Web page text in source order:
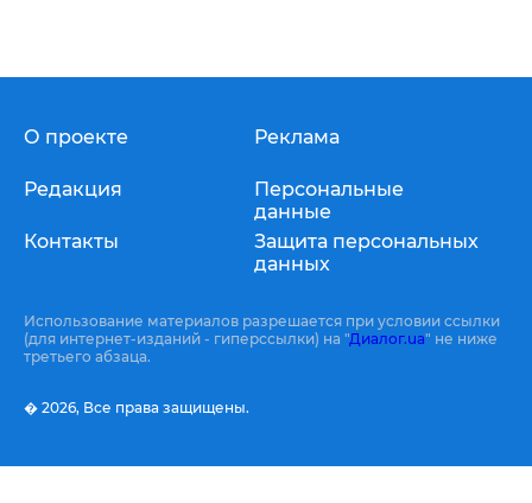
О проекте
Редакция
Контакты
Реклама
Персональные
данные
Защита персональных
данных
Использование материалов разрешается при условии ссылки
(для интернет-изданий - гиперссылки) на "Диалог.ua" не ниже
третьего абзаца.
� 2026, Все права защищены.